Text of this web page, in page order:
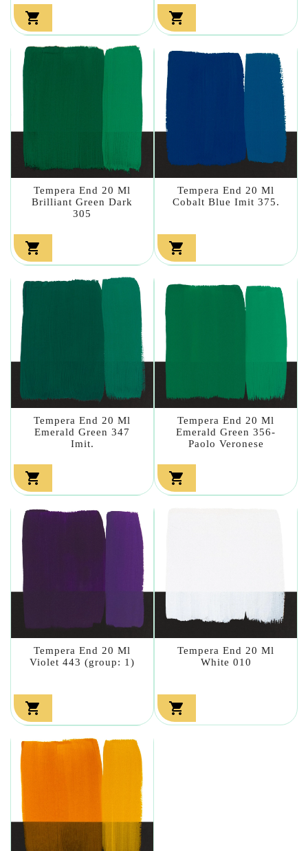
 
Tempera End 20 Ml
Brilliant Green Dark
305

Tempera End 20 Ml
Cobalt Blue Imit 375.

Tempera End 20 Ml
Emerald Green 347
Imit.

Tempera End 20 Ml
Emerald Green 356-
Paolo Veronese

Tempera End 20 Ml
Violet 443 (group: 1)

Tempera End 20 Ml
White 010
